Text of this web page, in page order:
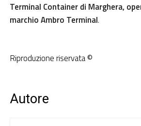
Terminal Container di Marghera,
marchio Ambro Terminal.
Riproduzione riservata ©
Autore